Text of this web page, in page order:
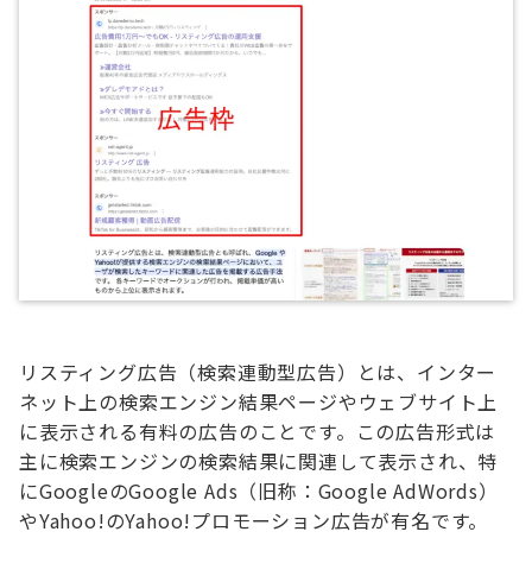
リスティング広告（検索連動型広告）とは、インター
ネット上の検索エンジン結果ページやウェブサイト上
に表示される有料の広告のことです。この広告形式は
主に検索エンジンの検索結果に関連して表示され、特
にGoogleのGoogle Ads（旧称：Google AdWords）
やYahoo!のYahoo!プロモーション広告が有名です。